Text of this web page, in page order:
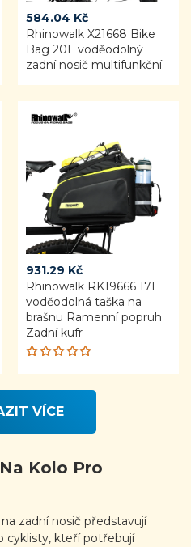
584.04 Kč
Rhinowalk X21668 Bike
Bag 20L voděodolný
zadní nosič multifunkční
931.29 Kč
Rhinowalk RK19666 17L
voděodolná taška na
brašnu Ramenní popruh
Zadní kufr
Rated
5.00out
VÍCE
Kolo Pro
zadní nosič představují
cyklisty, kteří potřebují